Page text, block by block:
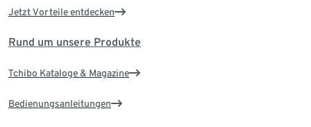
Jetzt Vorteile entdecken
Rund um unsere Produkte
Tchibo Kataloge & Magazine
Bedienungsanleitungen